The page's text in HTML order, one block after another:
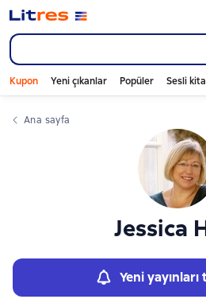
Kupon Yeni çıkanlar Popüler Sesli
Ana sayfa
Jessica
Yeni
Слайдер с книгами